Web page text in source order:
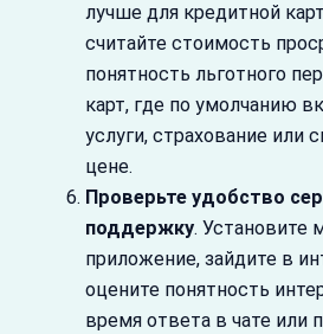
лучше для кредитной
считайте стоимость
понятность льготного
карт, где по умолчанию
услуги, страхование или
цене.
Проверьте удобство
поддержку. Установите
приложение, зайдите в
оцените понятность
время ответа в чате или